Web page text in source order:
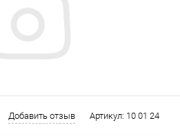
Добавить отзыв Артикул: 10 01 24